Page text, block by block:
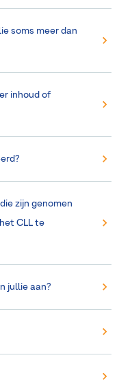
soms meer dan
inhoud of
zijn genomen
CLL te
jullie aan?